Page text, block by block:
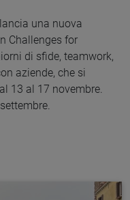
una nuova
Challenges for
di sfide, teamwork,
aziende, che si
13 al 17 novembre.